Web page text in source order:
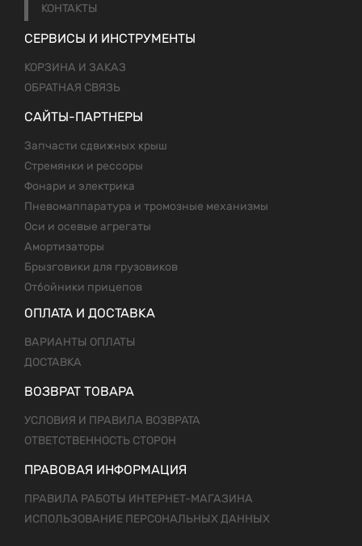
КОНТАКТЫ
СЕРВИСЫ И ИНСТРУМЕНТЫ
КОРЗИНА И ЗАКАЗ
ОБРАТНАЯ СВЯЗЬ
САЙТЫ-ПАРТНЕРЫ
Запчасти сдвижных крыш
Стремянки и рессоры
Фонари и электрика
Пневомаппаратура и тромозные механизмы
Оси и осевые агрегаты
Амортизаторы
Брызговики для грузовиков
Отбойники прицепов
ОПЛАТА И ДОСТАВКА
ВАРИАНТЫ ОПЛАТЫ
ДОСТАВКА
ВОЗВРАТ ТОВАРА
УСЛОВИЯ И ПРАВИЛА ВОЗВРАТА
ОТВЕТСТВЕННОСТЬ СТОРОН
ПРАВОВАЯ ИНФОРМАЦИЯ
ПРАВИЛА РАБОТЫ ИНТЕРНЕТ-МАГАЗИНА
ИСПОЛЬЗОВАНИЕ ПЕРСОНАЛЬНЫХ ДАННЫХ